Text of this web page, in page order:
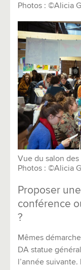
Photos : ©Alicia
Vue du salon
Photos : ©Alicia
Proposer
conférence
?
Mêmes
DA statue
l’année